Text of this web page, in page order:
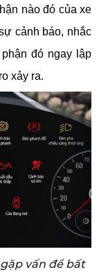
nào đó của xe
cảnh báo, nhắc
đó ngay lập
xảy ra.
vấn đề bất